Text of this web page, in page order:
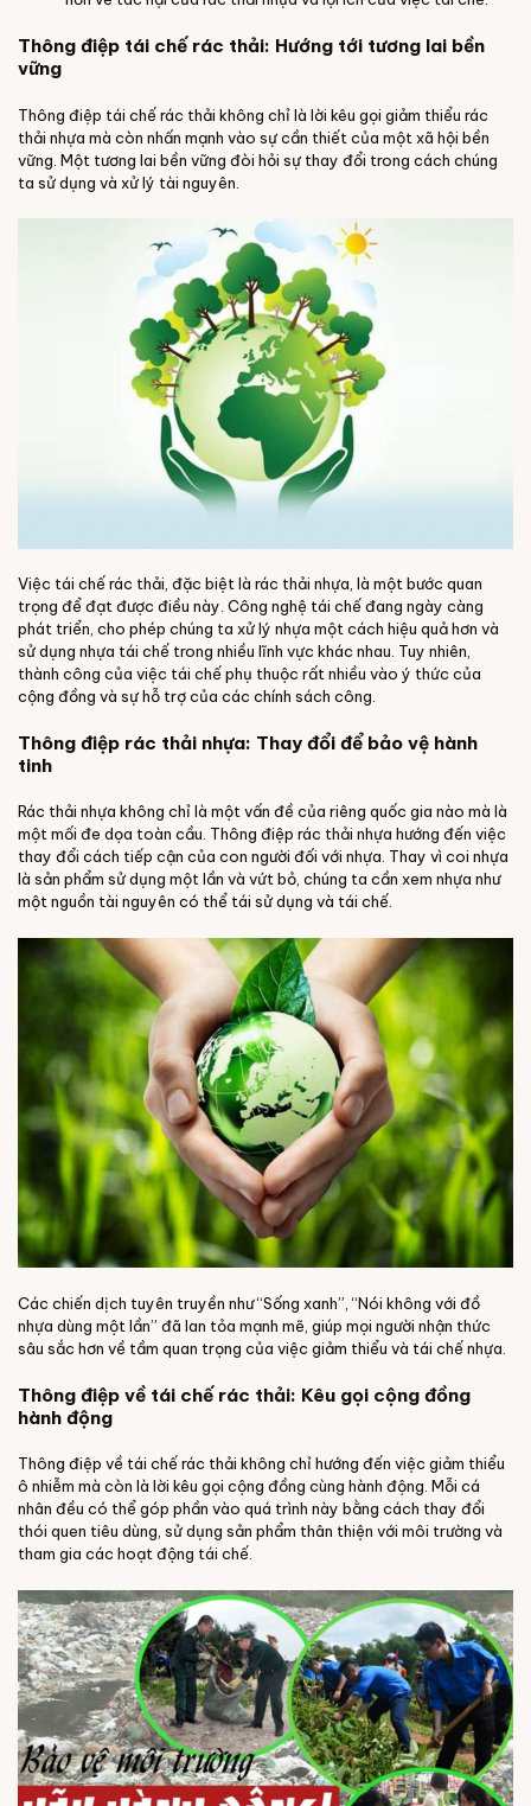
Thông điệp tái chế rác thải: Hướng tới tương lai bền
vững
Thông điệp tái chế rác thải không chỉ là lời kêu gọi giảm thiểu rác
thải nhựa mà còn nhấn mạnh vào sự cần thiết của một xã hội bền
vững. Một tương lai bền vững đòi hỏi sự thay đổi trong cách chúng
ta sử dụng và xử lý tài nguyên.
Việc tái chế rác thải, đặc biệt là rác thải nhựa, là một bước quan
trọng để đạt được điều này. Công nghệ tái chế đang ngày càng
phát triển, cho phép chúng ta xử lý nhựa một cách hiệu quả hơn và
sử dụng nhựa tái chế trong nhiều lĩnh vực khác nhau. Tuy nhiên,
thành công của việc tái chế phụ thuộc rất nhiều vào ý thức của
cộng đồng và sự hỗ trợ của các chính sách công.
Thông điệp rác thải nhựa: Thay đổi để bảo vệ hành
tinh
Rác thải nhựa không chỉ là một vấn đề của riêng quốc gia nào mà là
một mối đe dọa toàn cầu. Thông điệp rác thải nhựa hướng đến việc
thay đổi cách tiếp cận của con người đối với nhựa. Thay vì coi nhựa
là sản phẩm sử dụng một lần và vứt bỏ, chúng ta cần xem nhựa như
một nguồn tài nguyên có thể tái sử dụng và tái chế.
Các chiến dịch tuyên truyền như “Sống xanh”, “Nói không với đồ
nhựa dùng một lần” đã lan tỏa mạnh mẽ, giúp mọi người nhận thức
sâu sắc hơn về tầm quan trọng của việc giảm thiểu và tái chế nhựa.
Thông điệp về tái chế rác thải: Kêu gọi cộng đồng
hành động
Thông điệp về tái chế rác thải không chỉ hướng đến việc giảm thiểu
ô nhiễm mà còn là lời kêu gọi cộng đồng cùng hành động. Mỗi cá
nhân đều có thể góp phần vào quá trình này bằng cách thay đổi
thói quen tiêu dùng, sử dụng sản phẩm thân thiện với môi trường và
tham gia các hoạt động tái chế.